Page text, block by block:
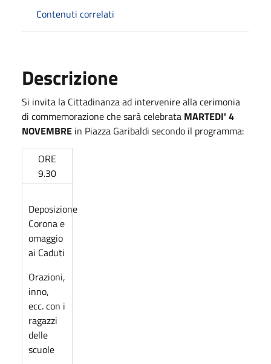
Contenuti correlati
Descrizione
Si invita la Cittadinanza ad intervenire alla cerimonia
di commemorazione che sarà celebrata MARTEDI' 4
NOVEMBRE in Piazza Garibaldi secondo il programma:
ORE
9.30
Deposizione
Corona e
omaggio
ai Caduti
Orazioni,
inno,
ecc. con i
ragazzi
delle
scuole